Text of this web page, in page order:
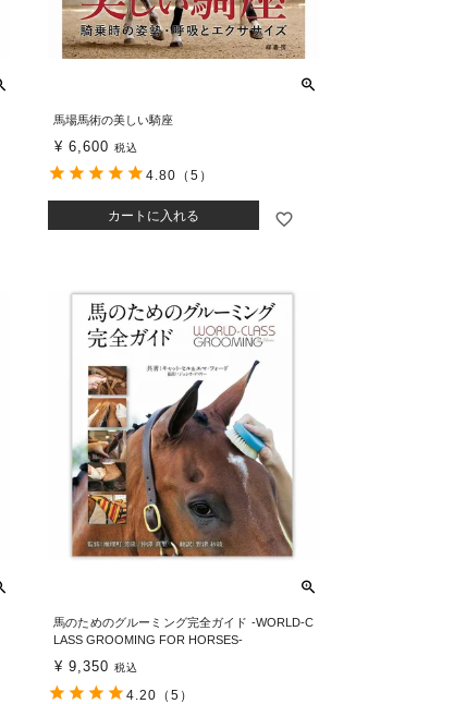
馬場馬術の美しい騎座
¥ 6,600 税込
カートに入れる
4.80 （5）
馬のためのグルーミング完全ガイド -WORLD-C
LASS GROOMING FOR HORSES-
¥ 9,350 税込
4.20 （5）